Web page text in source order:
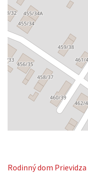
Rodinný dom Prievidza